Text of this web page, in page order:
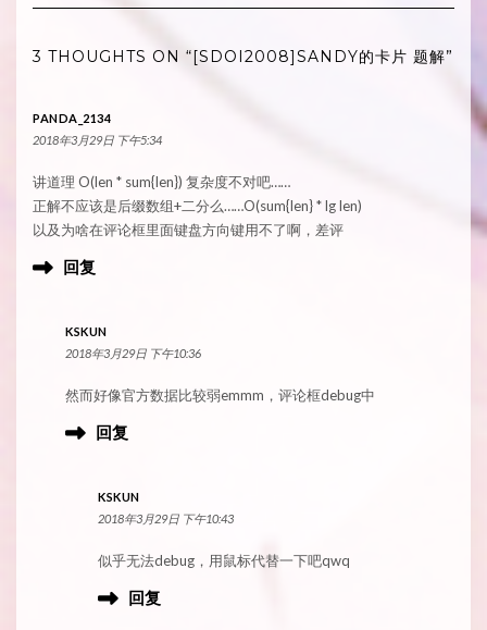
3 THOUGHTS ON “[SDOI2008]SANDY的卡片 题解”
PANDA_2134
2018年3月29日 下午5:34
讲道理 O(len * sum{len}) 复杂度不对吧……
正解不应该是后缀数组+二分么……O(sum{len} * lg len)
以及为啥在评论框里面键盘方向键用不了啊，差评
回复
KSKUN
2018年3月29日 下午10:36
然而好像官方数据比较弱emmm，评论框debug中
回复
KSKUN
2018年3月29日 下午10:43
似乎无法debug，用鼠标代替一下吧qwq
回复